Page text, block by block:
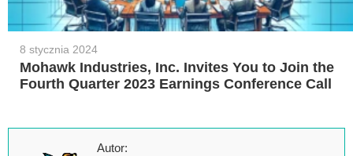
8 stycznia 2024
Mohawk Industries, Inc. Invites You to Join the
Fourth Quarter 2023 Earnings Conference Call
Autor: